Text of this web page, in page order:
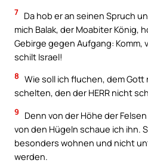
7 Da hob er an seinen Spruch
mich Balak, der Moabiter König,
Gebirge gegen Aufgang: Komm,
schilt Israel!
8 Wie soll ich fluchen, dem
schelten, den der HERR nicht
9
Denn von der Höhe der
von den Hügeln schaue ich ihn.
besonders wohnen und nicht
werden.